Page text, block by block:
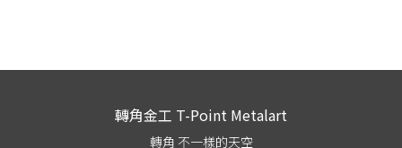
轉角金工 T-Point Metalart
轉角 不一樣的天空